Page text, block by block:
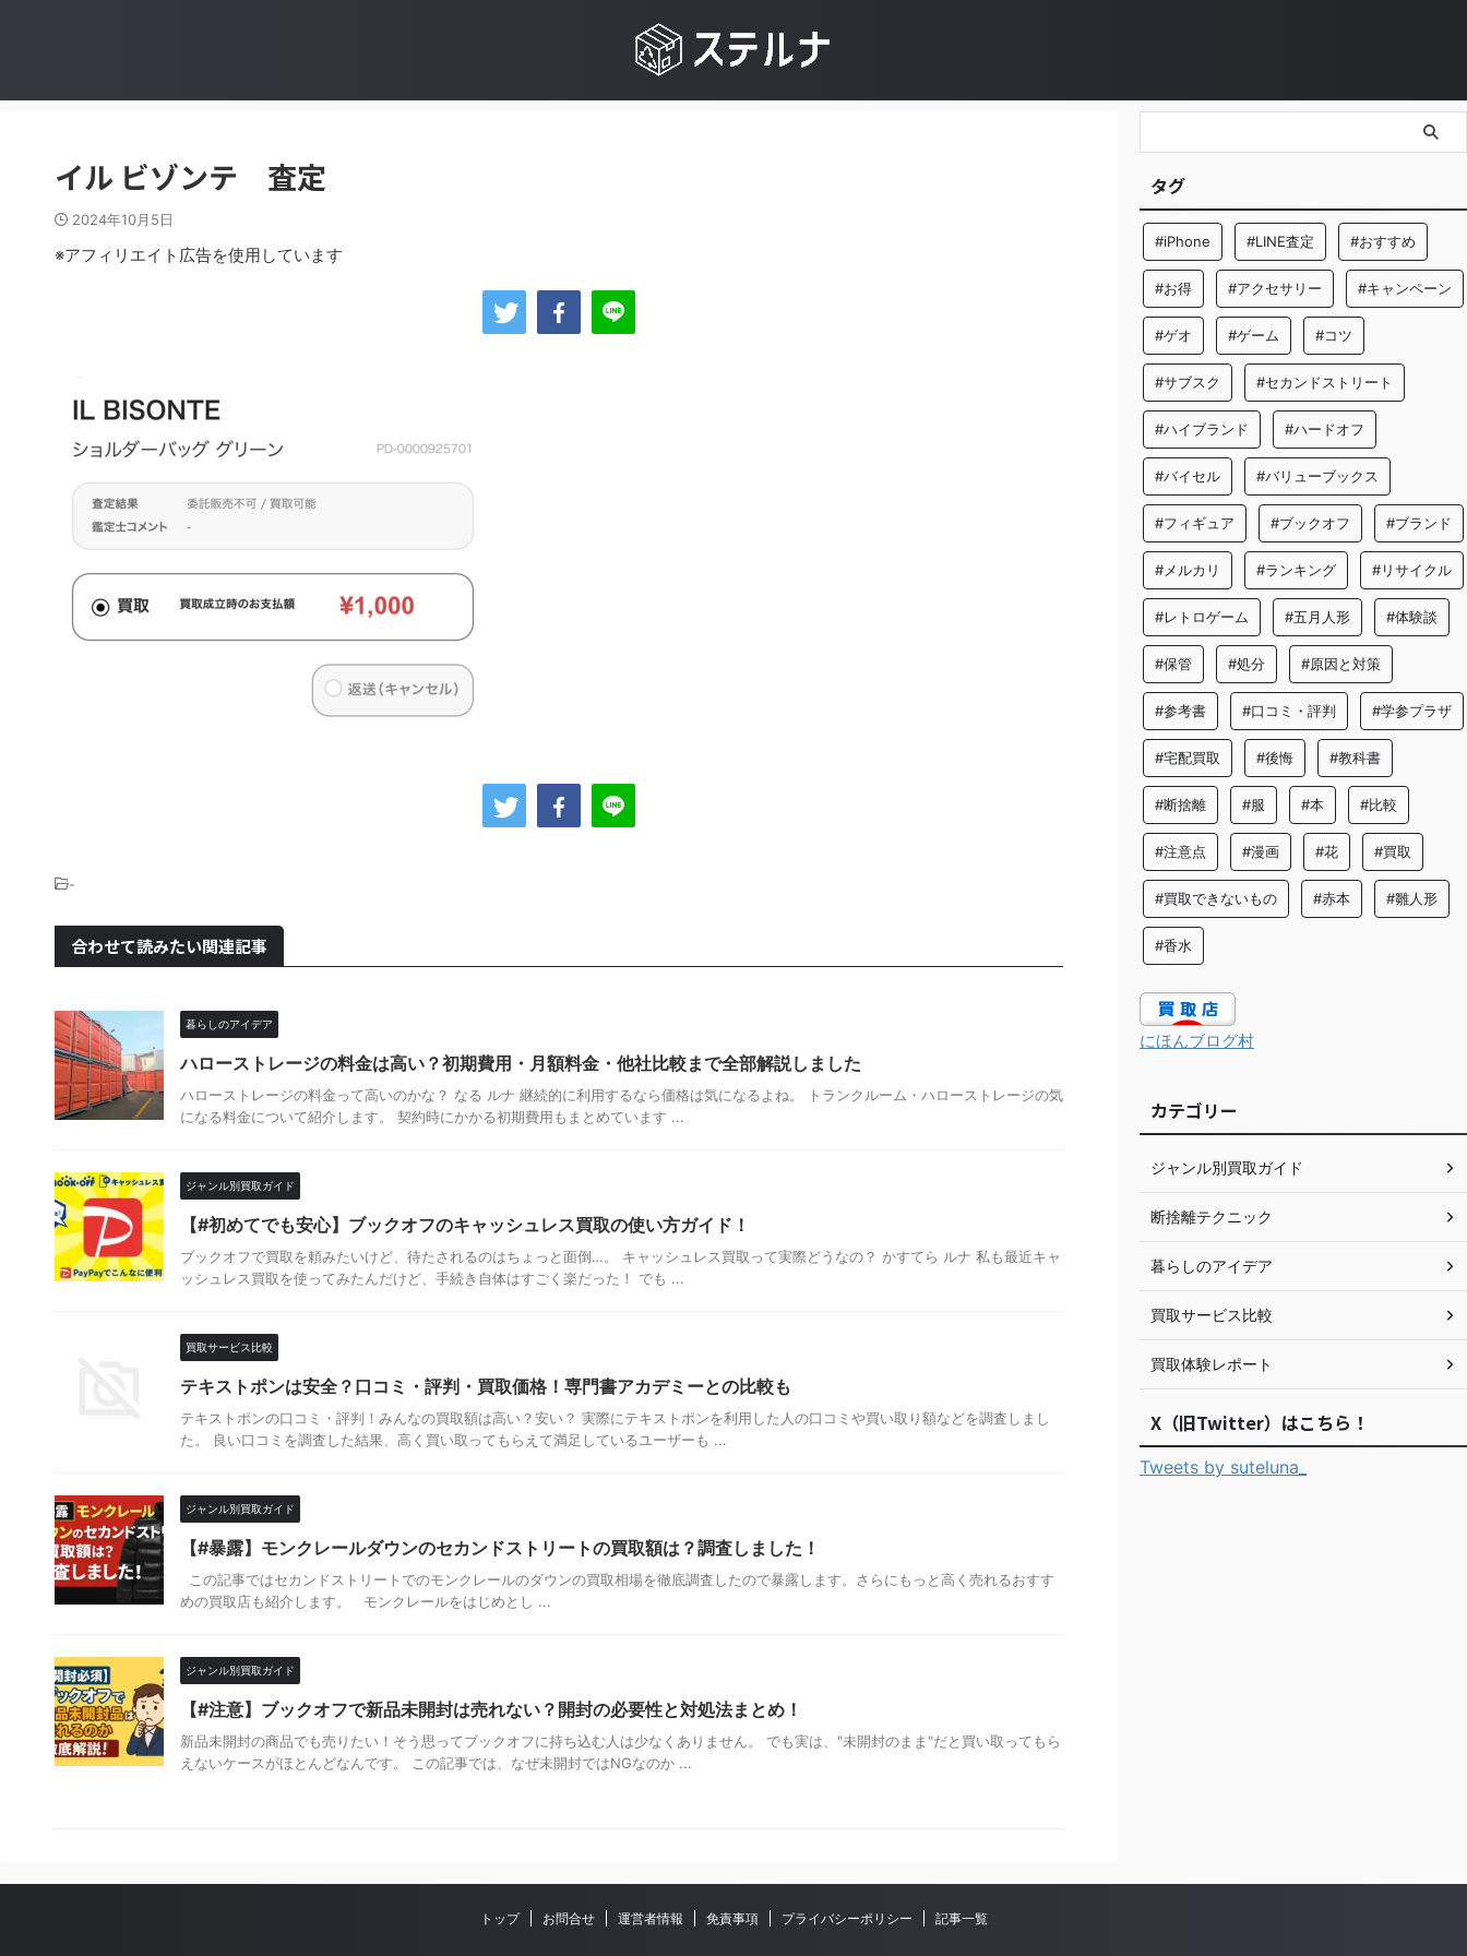
イル ビゾンテ 査定
2024年10月5日
※アフィリエイト広告を使用しています
-
合わせて読みたい関連記事
暮らしのアイデア
ハローストレージの料金は高い？初期費用・月額料金・他社比較まで全部解説しました
ハローストレージの料金って高いのかな？ なる ルナ 継続的に利用するなら価格は気になるよね。 トランクルーム・ハローストレージの気
になる料金について紹介します。 契約時にかかる初期費用もまとめています ...
ジャンル別買取ガイド
【#初めてでも安心】ブックオフのキャッシュレス買取の使い方ガイド！
ブックオフで買取を頼みたいけど、待たされるのはちょっと面倒…。 キャッシュレス買取って実際どうなの？ かすてら ルナ 私も最近キャ
ッシュレス買取を使ってみたんだけど、手続き自体はすごく楽だった！ でも ...
買取サービス比較
テキストポンは安全？口コミ・評判・買取価格！専門書アカデミーとの比較も
テキストポンの口コミ・評判！みんなの買取額は高い？安い？ 実際にテキストポンを利用した人の口コミや買い取り額などを調査しまし
た。 良い口コミを調査した結果、高く買い取ってもらえて満足しているユーザーも ...
ジャンル別買取ガイド
【#暴露】モンクレールダウンのセカンドストリートの買取額は？調査しました！
この記事ではセカンドストリートでのモンクレールのダウンの買取相場を徹底調査したので暴露します。さらにもっと高く売れるおすす
めの買取店も紹介します。 モンクレールをはじめとし ...
ジャンル別買取ガイド
【#注意】ブックオフで新品未開封は売れない？開封の必要性と対処法まとめ！
新品未開封の商品でも売りたい！そう思ってブックオフに持ち込む人は少なくありません。 でも実は、"未開封のまま"だと買い取ってもら
えないケースがほとんどなんです。 この記事では、なぜ未開封ではNGなのか ...
タグ
#iPhone #LINE査定 #おすすめ
#お得 #アクセサリー #キャンペーン
#ゲオ #ゲーム #コツ
#サブスク #セカンドストリート
#ハイブランド #ハードオフ
#バイセル #バリューブックス
#フィギュア #ブックオフ #ブランド
#メルカリ #ランキング #リサイクル
#レトロゲーム #五月人形 #体験談
#保管 #処分 #原因と対策
#参考書 #口コミ・評判 #学参プラザ
#宅配買取 #後悔 #教科書
#断捨離 #服 #本 #比較
#注意点 #漫画 #花 #買取
#買取できないもの #赤本 #雛人形
#香水
にほんブログ村
カテゴリー
ジャンル別買取ガイド
断捨離テクニック
暮らしのアイデア
買取サービス比較
買取体験レポート
X（旧Twitter）はこちら！
Tweets by suteluna_
トップ お問合せ 運営者情報 免責事項 プライバシーポリシー 記事一覧